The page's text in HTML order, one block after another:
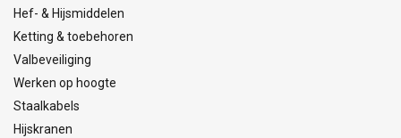
Materiaal:
Markering:
Temperatuursbereik:
Afwerking:
Norm:
Hef- & Hijsmiddelen
Ketting & toebehoren
Valbeveiliging
Werken op hoogte
Staalkabels
Hijskranen